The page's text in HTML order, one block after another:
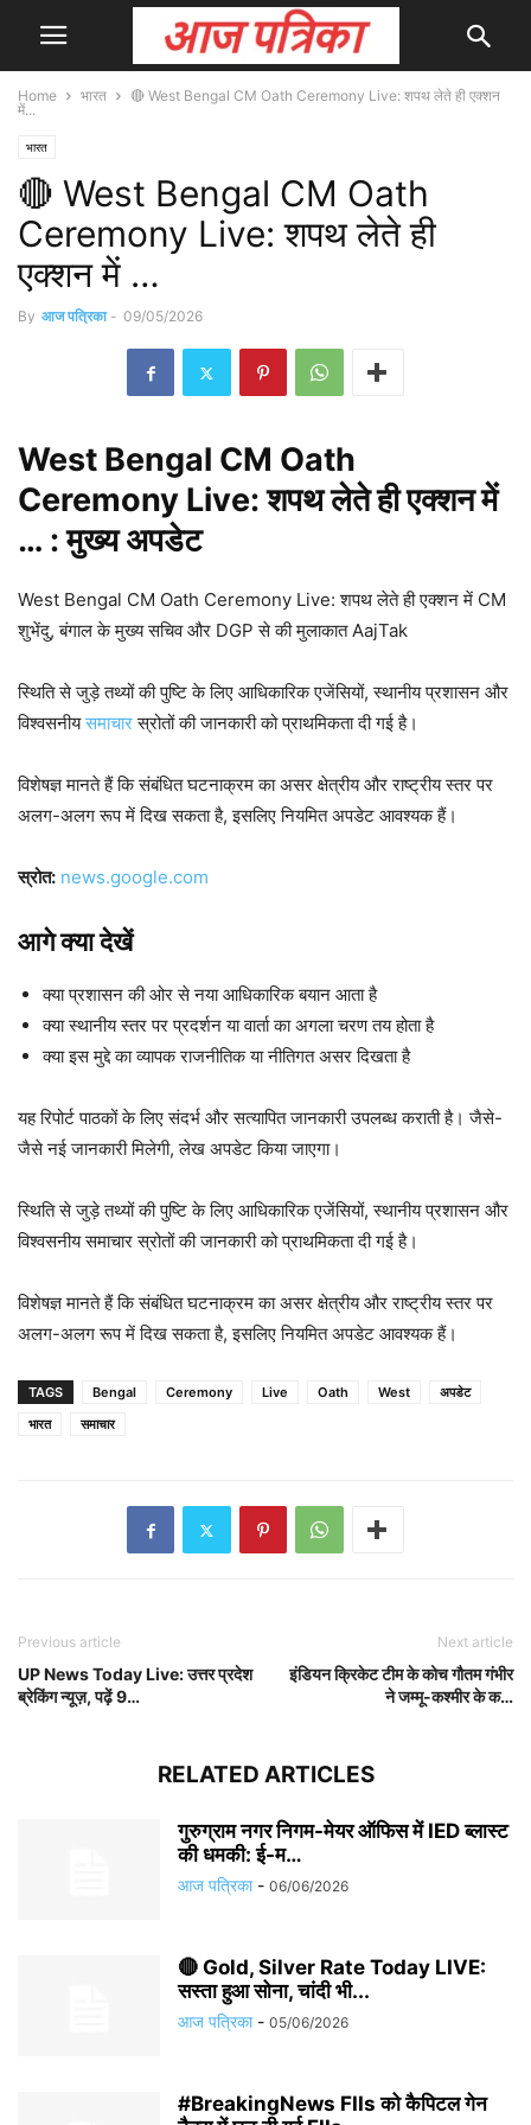
Home भारत
🔴 West Bengal CM Oath Ceremony Live: शपथ लेते ही एक्शन
में...
भारत
🔴 West Bengal CM Oath
Ceremony Live: शपथ लेते ही
एक्शन में …
By आज पत्रिका - 09/05/2026
West Bengal CM Oath
Ceremony Live: शपथ लेते ही एक्शन में
… : मुख्यअपडेट
West Bengal CM Oath Ceremony Live: शपथ लेते ही एक्शन में CM
शुभेंदु, बंगाल के मुख्य सचिव और DGP से की मुलाकात AajTak
स्थिति से जुड़े तथ्यों की पुष्टि के लिए आधिकारिक एजेंसियों, स्थानीय प्रशासन और
विश्वसनीयसमाचारस्रोतों की जानकारी को प्राथमिकता दी गई है।
विशेषज्ञ मानते हैं कि संबंधित घटनाक्रम का असर क्षेत्रीय और राष्ट्रीय स्तर पर
अलग-अलग रूप में दिख सकता है, इसलिए नियमित अपडेट आवश्यक हैं।
स्रोत: news.google.com
आगे क्या देखें
क्या प्रशासन की ओर से नया आधिकारिक बयान आता है
क्या स्थानीय स्तर पर प्रदर्शन या वार्ता का अगला चरण तय होता है
क्या इस मुद्दे का व्यापक राजनीतिक या नीतिगत असर दिखता है
यह रिपोर्ट पाठकों के लिए संदर्भ और सत्यापित जानकारी उपलब्ध कराती है। जैसे-
जैसे नई जानकारी मिलेगी, लेख अपडेट किया जाएगा।
स्थिति से जुड़े तथ्यों की पुष्टि के लिए आधिकारिक एजेंसियों, स्थानीय प्रशासन और
विश्वसनीय समाचार स्रोतों की जानकारी को प्राथमिकता दी गई है।
विशेषज्ञ मानते हैं कि संबंधित घटनाक्रम का असर क्षेत्रीय और राष्ट्रीय स्तर पर
अलग-अलग रूप में दिख सकता है, इसलिए नियमित अपडेट आवश्यक हैं।
TAGS Bengal Ceremony Live Oath West
अपडेट
भारत
समाचार
Previous article
UP News Today Live: उत्तर प्रदेश
ब्रेकिंग न्यूज़, पढ़ें 9…
Next article
इंडियन क्रिकेट टीम के कोच गौतम गंभीर
ने जम्मू-कश्मीर के क…
RELATED ARTICLES
गुरुग्राम नगर निगम-मेयर ऑफिस में IED ब्लास्ट
की धमकी: ई-म…
आज पत्रिका - 06/06/2026
🔴 Gold, Silver Rate Today LIVE:
सस्ता हुआ सोना, चांदी भी...
आज पत्रिका - 05/06/2026
#BreakingNews FIIs को कैपिटल गेन